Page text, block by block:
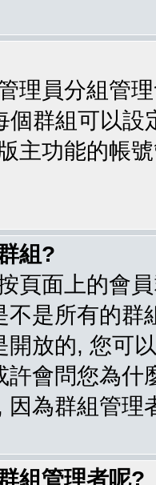
理員分組管
個群組可以
主功能的帳
組?
頁面上的會
不是所有的
開放的, 您可
許會問您為
因為群組管理
組管理者呢?